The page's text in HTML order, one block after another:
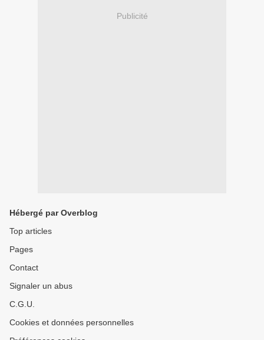
Publicité
Hébergé par Overblog
Top articles
Pages
Contact
Signaler un abus
C.G.U.
Cookies et données personnelles